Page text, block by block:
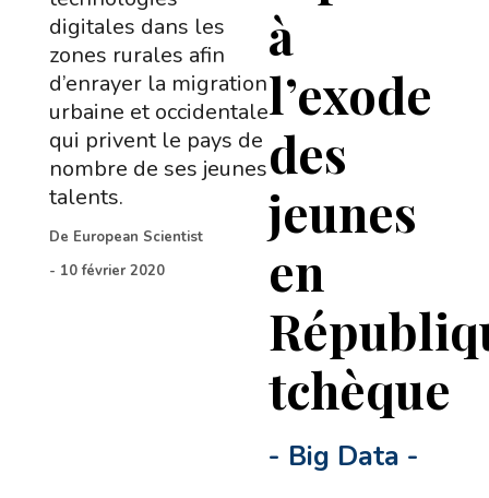
à
l’exode
des
jeunes
en
tchèque
- Big Data -
digitales dans les
zones rurales afin
d’enrayer la migration
urbaine et occidentale
qui privent le pays de
nombre de ses jeunes
talents.
De European Scientist
- 10 février 2020